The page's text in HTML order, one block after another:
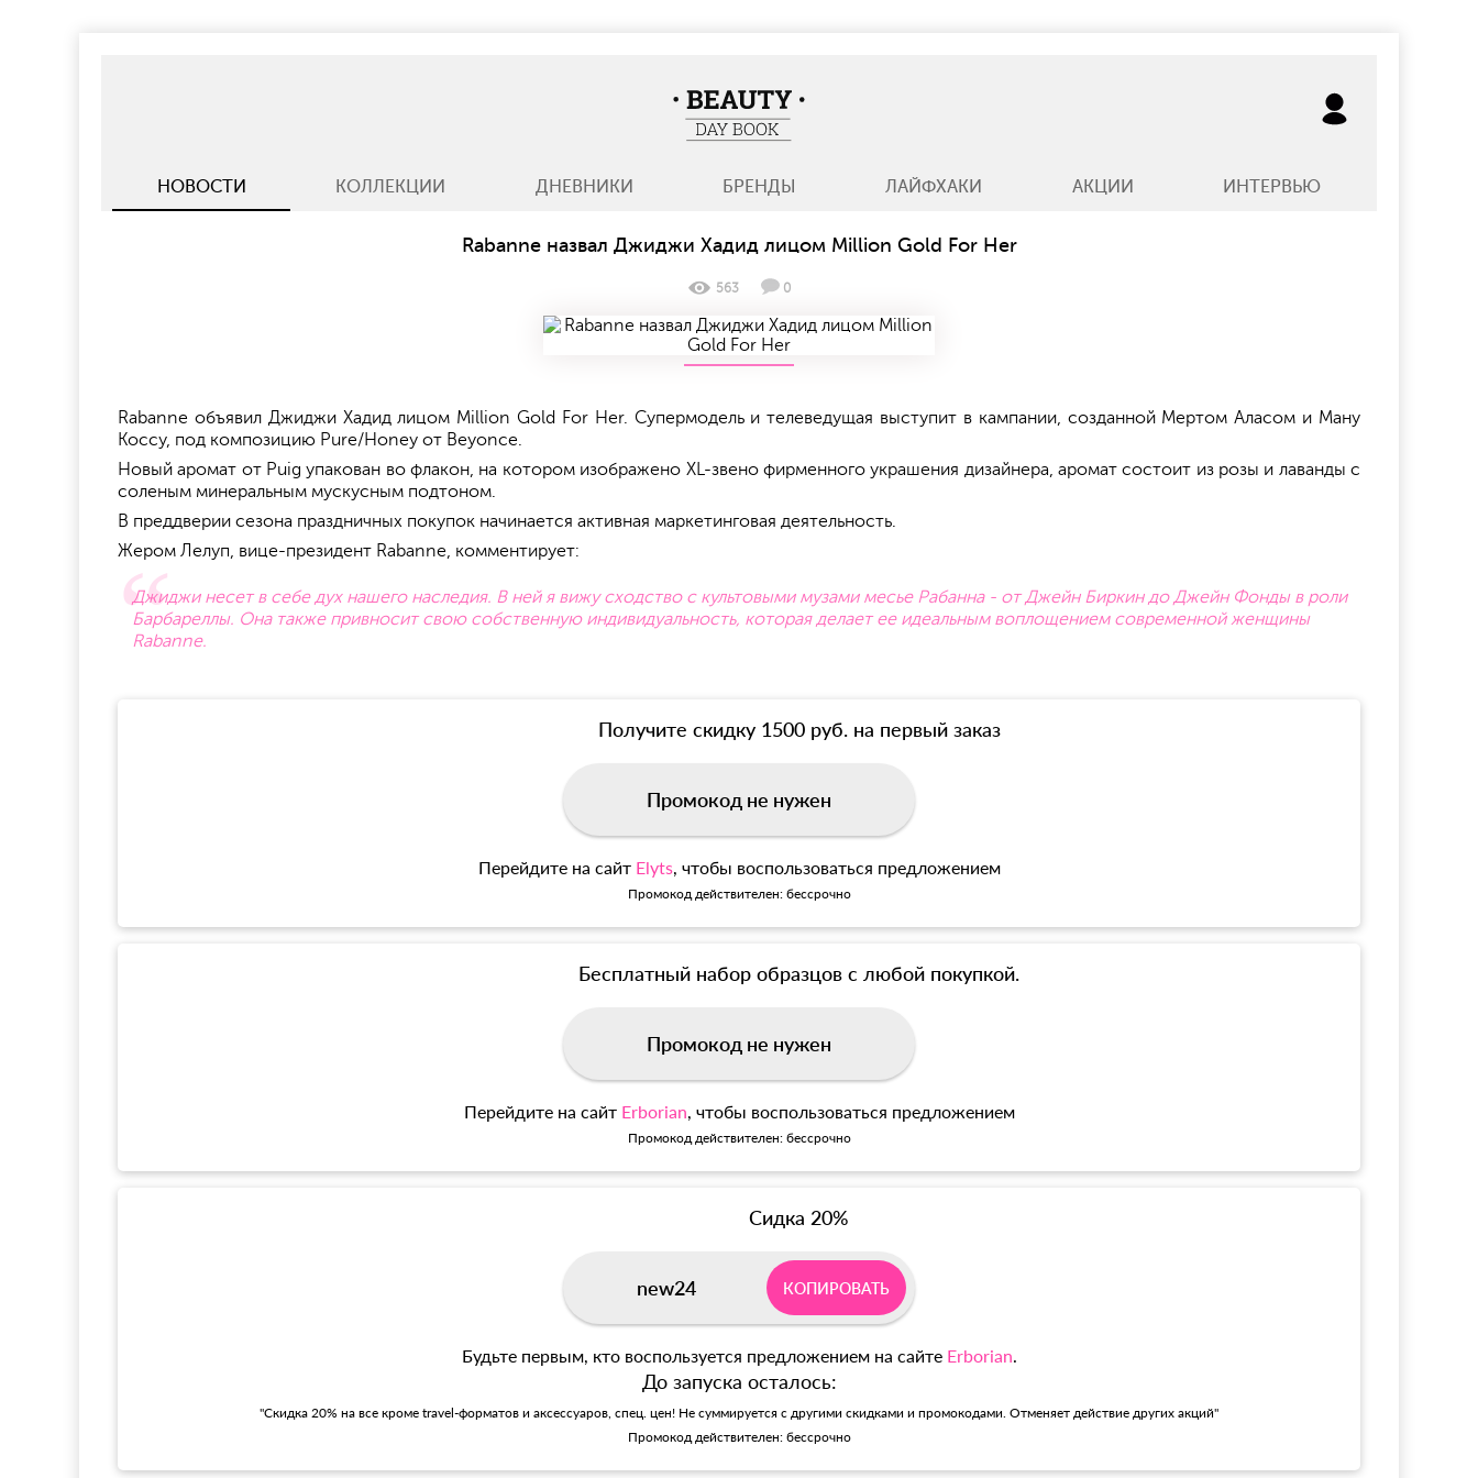
НОВОСТИ КОЛЛЕКЦИИ ДНЕВНИКИ БРЕНДЫ ЛАЙФХАКИ АКЦИИ ИНТЕРВЬЮ
BeautyDayBook
Rabanne назвал Джиджи Хадид лицом Million Gold For Her
563 0
Rabanne объявил Джиджи Хадид лицом Million Gold For Her. Супермодель и телеведущая выступит в кампании, созданной Мертом Аласом и Ману
Коссу, под композицию Pure/Honey от Beyonce.
Новый аромат от Puig упакован во флакон, на котором изображено XL-звено фирменного украшения дизайнера, аромат состоит из розы и лаванды с
соленым минеральным мускусным подтоном.
В преддверии сезона праздничных покупок начинается активная маркетинговая деятельность.
Жером Лелуп, вице-президент Rabanne, комментирует:
Джиджи несет в себе дух нашего наследия. В ней я вижу сходство с культовыми музами месье Рабанна - от Джейн Биркин до Джейн Фонды в роли
Барбареллы. Она также привносит свою собственную индивидуальность, которая делает ее идеальным воплощением современной женщины
Rabanne.
Получите скидку 1500 руб. на первый заказ
Промокод не нужен
Перейдите на сайт Elyts, чтобы воспользоваться предложением
Промокод действителен: бессрочно
Бесплатный набор образцов с любой покупкой.
Промокод не нужен
Перейдите на сайт Erborian, чтобы воспользоваться предложением
Промокод действителен: бессрочно
Сидка 20%
new24 КОПИРОВАТЬ
Будьте первым, кто воспользуется предложением на сайте Erborian.
До запуска осталось:
"Скидка 20% на все кроме travel-форматов и аксессуаров, спец. цен! Не суммируется с другими скидками и промокодами. Отменяет действие других акций"
Промокод действителен: бессрочно